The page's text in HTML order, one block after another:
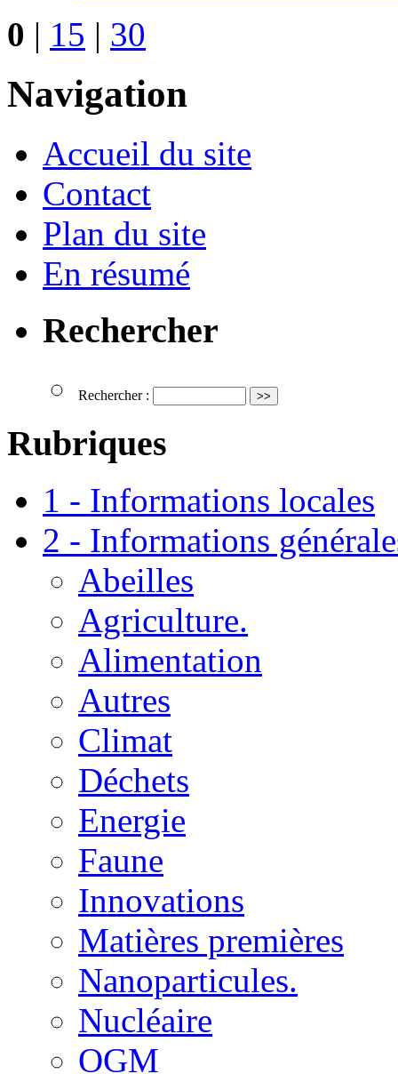
0 | 15 | 30
Navigation
Accueil du site
Contact
Plan du site
En résumé
Rechercher
Rechercher :
Rubriques
1 - Informations locales
2 - Informations
Abeilles
Agriculture.
Alimentation
Autres
Climat
Déchets
Energie
Faune
Innovations
Matières premières
Nanoparticules.
Nucléaire
OGM